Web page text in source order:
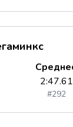
2:47.61
#292